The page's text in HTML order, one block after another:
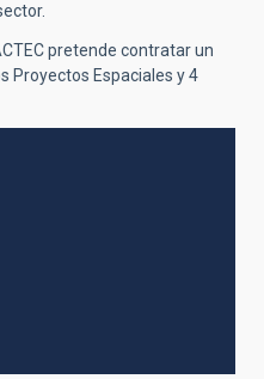
pretende contratar un
Proyectos Espaciales y 4